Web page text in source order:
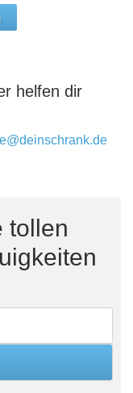
helfen dir
tollen